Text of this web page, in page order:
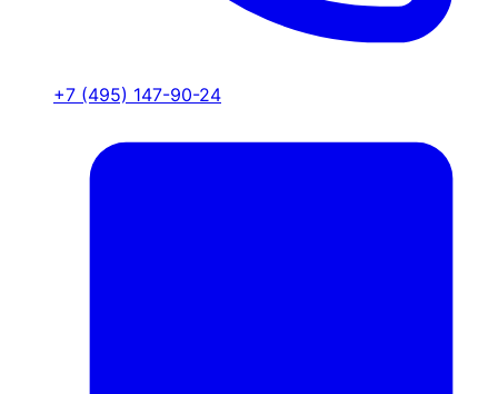
+7 (495) 147-90-24